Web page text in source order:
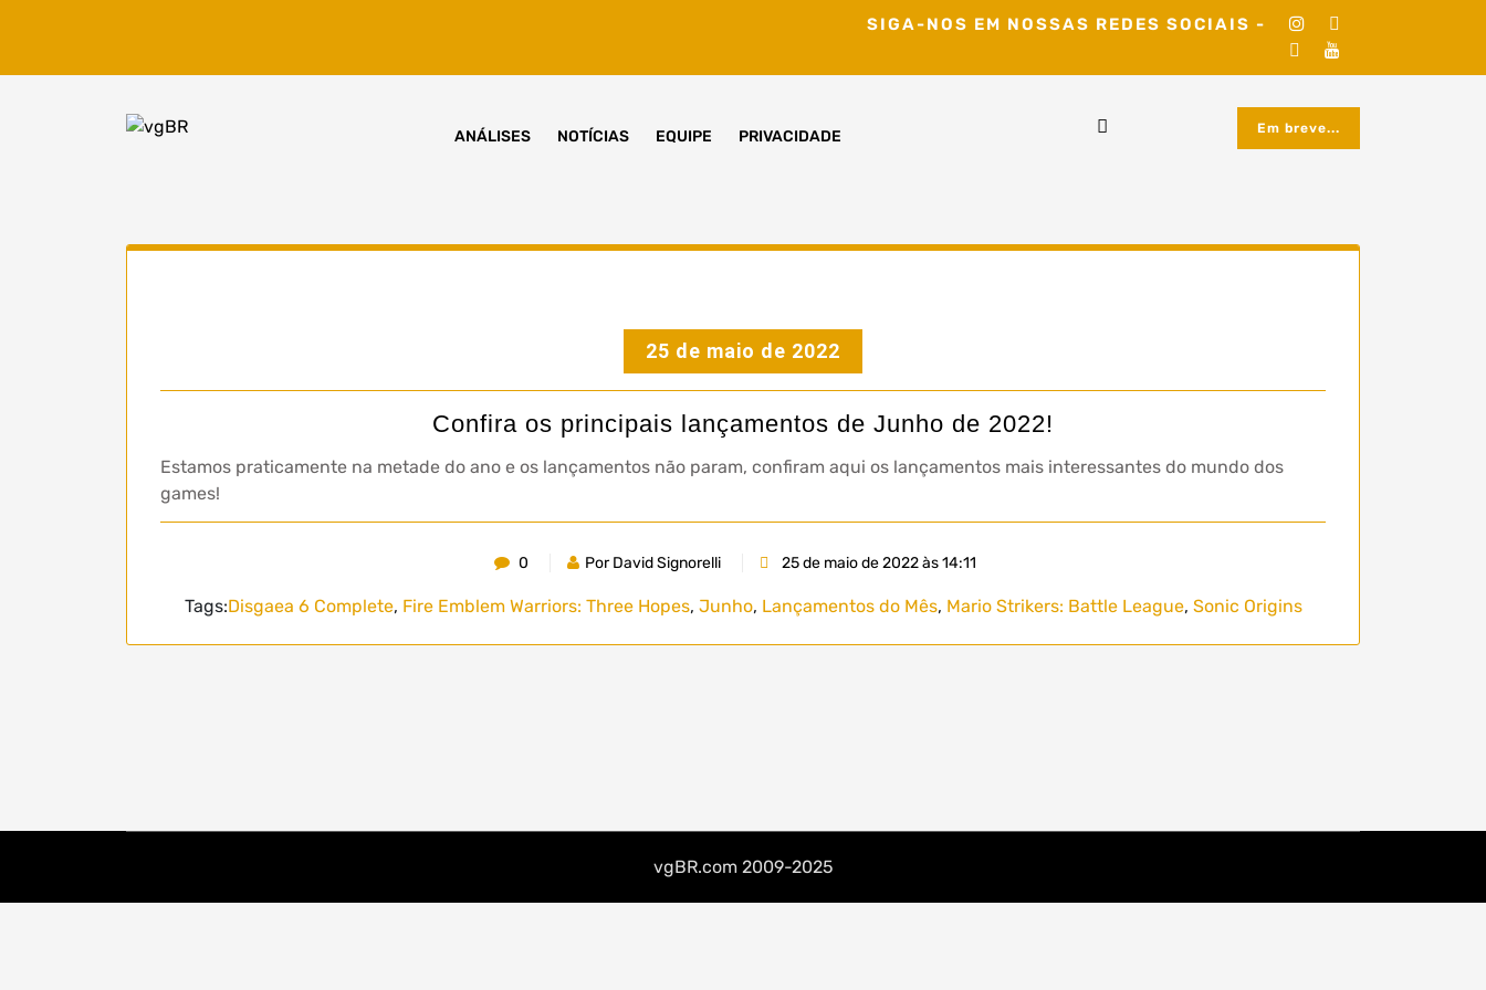
SIGA-NOS EM NOSSAS REDES SOCIAIS -
ANÁLISES NOTÍCIAS EQUIPE PRIVACIDADE Em breve...
25 de maio de 2022
Confira os principais lançamentos de Junho de 2022!
Estamos praticamente na metade do ano e os lançamentos não param, confiram aqui os lançamentos mais interessantes do mundo dos
games!
0 Por David Signorelli 25 de maio de 2022 às 14:11
Tags:Disgaea 6 Complete, Fire Emblem Warriors: Three Hopes, Junho, Lançamentos do Mês, Mario Strikers: Battle League, Sonic Origins
vgBR.com 2009-2025